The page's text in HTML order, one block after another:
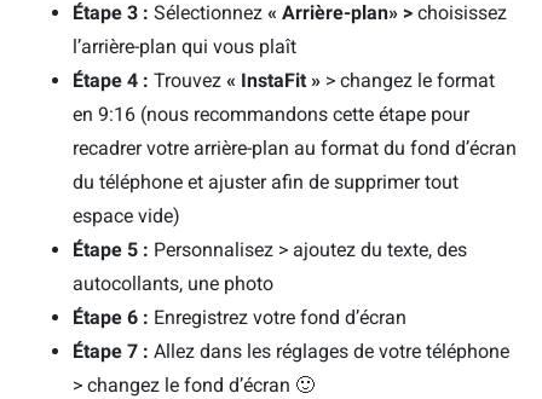
Étape 3 : Sélectionnez « Arrière-plan» > choisissez
l’arrière-plan qui vous plaît
Étape 4 : Trouvez « InstaFit » > changez le format
en 9:16 (nous recommandons cette étape pour
recadrer votre arrière-plan au format du fond d’écran
du téléphone et ajuster afin de supprimer tout
espace vide)
Étape 5 : Personnalisez > ajoutez du texte, des
autocollants, une photo
Étape 6 : Enregistrez votre fond d’écran
Étape 7 : Allez dans les réglages de votre téléphone
> changez le fond d’écran 🙂